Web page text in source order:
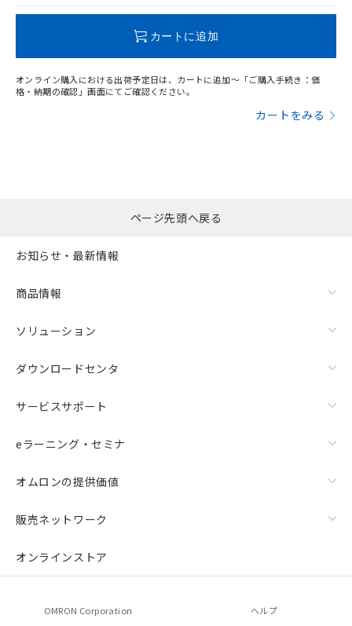
カートに追加
オンライン購入における出荷予定日は、カートに追加～「ご購入手続き：価
格・納期の確認」画面にてご確認ください。
カートをみる
ページ先頭へ戻る
お知らせ・最新情報
商品情報
ソリューション
ダウンロードセンタ
サービスサポート
eラーニング・セミナ
オムロンの提供価値
販売ネットワーク
オンラインストア
OMRON Corporation ヘルプ